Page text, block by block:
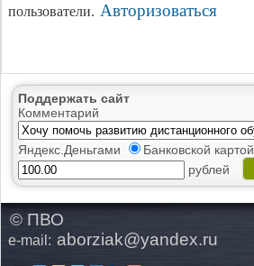
пользователи. Авторизоваться
Поддержать сайт
Комментарий
Яндекс.Деньгами
Банковской картой
рублей
© ПВО
e-mail: aborziak@yandex.ru